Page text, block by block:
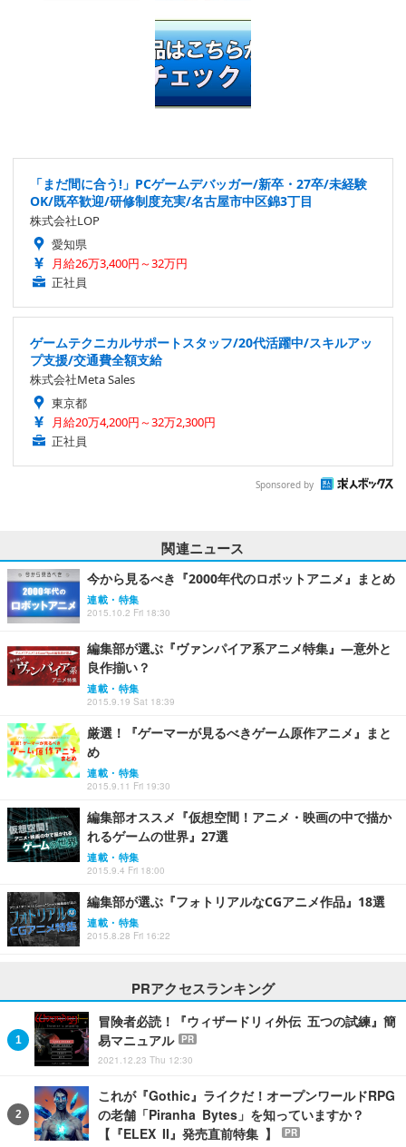
「まだ間に合う!」PCゲームデバッガー/新卒・27卒/未経験
OK/既卒歓迎/研修制度充実/名古屋市中区錦3丁目
株式会社LOP
愛知県
月給26万3,400円～32万円
正社員
ゲームテクニカルサポートスタッフ/20代活躍中/スキルアッ
プ支援/交通費全額支給
株式会社Meta Sales
東京都
月給20万4,200円～32万2,300円
正社員
Sponsored by
関連ニュース
今から見るべき『2000年代のロボットアニメ』まとめ
連載・特集
2015.10.2 Fri 18:30
編集部が選ぶ『ヴァンパイア系アニメ特集』―意外と
良作揃い？
連載・特集
2015.9.19 Sat 18:39
厳選！『ゲーマーが見るべきゲーム原作アニメ』まと
め
連載・特集
2015.9.11 Fri 19:30
編集部オススメ『仮想空間！アニメ・映画の中で描か
れるゲームの世界』27選
連載・特集
2015.9.4 Fri 18:00
編集部が選ぶ『フォトリアルなCGアニメ作品』18選
連載・特集
2015.8.28 Fri 16:22
PRアクセスランキング
冒険者必読！『ウィザードリィ外伝 五つの試練』簡
易マニュアル
PR
2021.12.23 Thu 12:30
これが『Gothic』ライクだ！オープンワールドRPG
の老舗「Piranha Bytes」を知っていますか？
【『ELEX II』発売直前特集 】
PR